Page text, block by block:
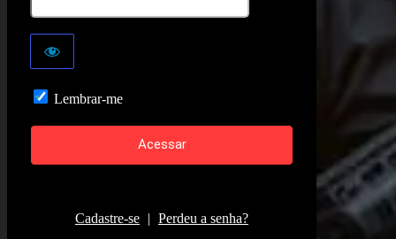
Lembrar-me
Cadastre-se | Perdeu a senha?